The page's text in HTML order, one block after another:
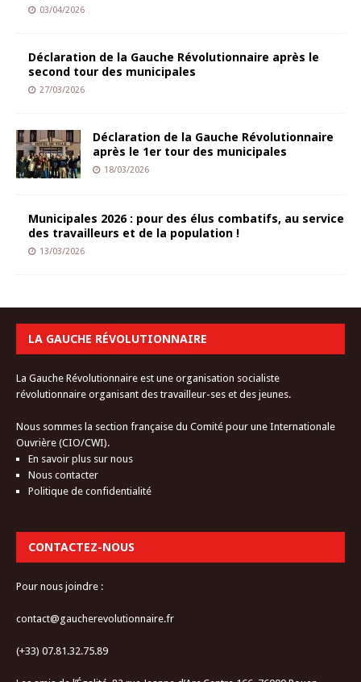
03/04/2026
Déclaration de la Gauche Révolutionnaire après le
second tour des municipales
27/03/2026
Déclaration de la Gauche Révolutionnaire
après le 1er tour des municipales
18/03/2026
Municipales 2026 : pour des élus combatifs, au service
des travailleurs et de la population !
13/03/2026
LA GAUCHE RÉVOLUTIONNAIRE
La Gauche Révolutionnaire est une organisation socialiste
révolutionnaire organisant des travailleur-ses et des jeunes.
Nous sommes la section française du Comité pour une Internationale
Ouvrière (CIO/CWI).
En savoir plus sur nous
Nous contacter
Politique de confidentialité
CONTACTEZ-NOUS
Pour nous joindre :
contact@gaucherevolutionnaire.fr
(+33) 07.81.32.75.89